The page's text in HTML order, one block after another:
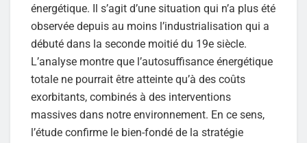
énergétique. Il s’agit d’une situation qui n’a plus été
observée depuis au moins l’industrialisation qui a
débuté dans la seconde moitié du 19e siècle.
L’analyse montre que l’autosuffisance énergétique
totale ne pourrait être atteinte qu’à des coûts
exorbitants, combinés à des interventions
massives dans notre environnement. En ce sens,
l’étude confirme le bien-fondé de la stratégie